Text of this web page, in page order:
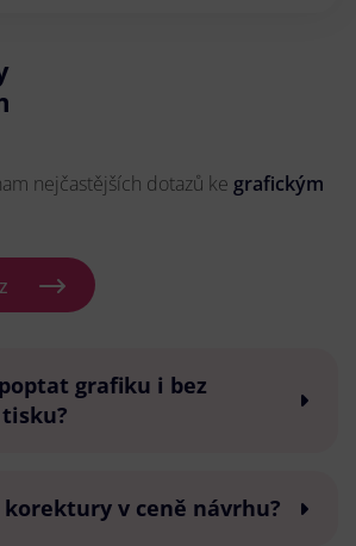
nejčastějších dotazů ke grafickým
grafiku i bez
v ceně návrhu?